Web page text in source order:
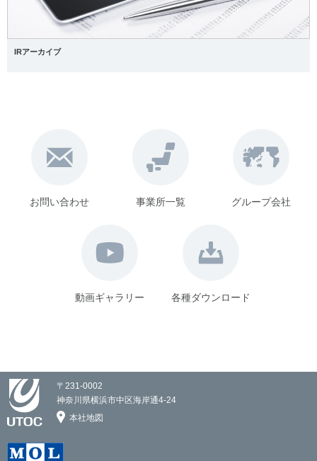
IRアーカイブ
お問い合わせ 事業所一覧 グループ会社
動画ギャラリー 各種ダウンロード
〒231-0002
神奈川県横浜市中区海岸通4-24
本社地図